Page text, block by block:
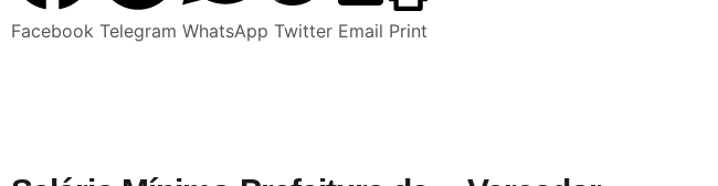
Facebook Telegram WhatsApp Twitter Email Print